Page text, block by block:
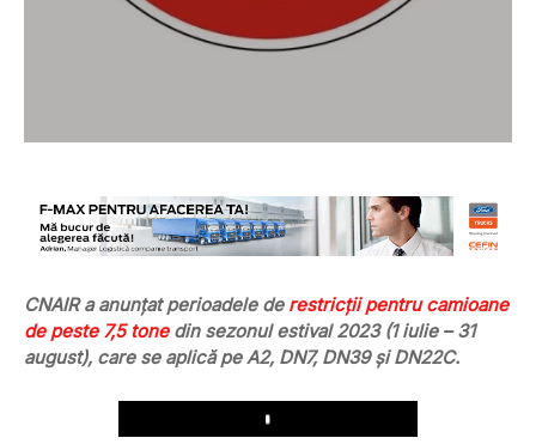
CNAIR a anunțat perioadele de restricții pentru camioane
de peste 7,5 tonedin sezonul estival 2023 (1 iulie – 31
august), care se aplică pe A2, DN7, DN39 și DN22C.
Play